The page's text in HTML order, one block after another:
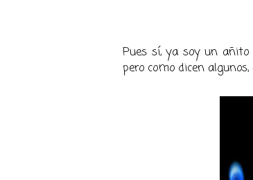
Pues sí, ya soy un
pero como dicen